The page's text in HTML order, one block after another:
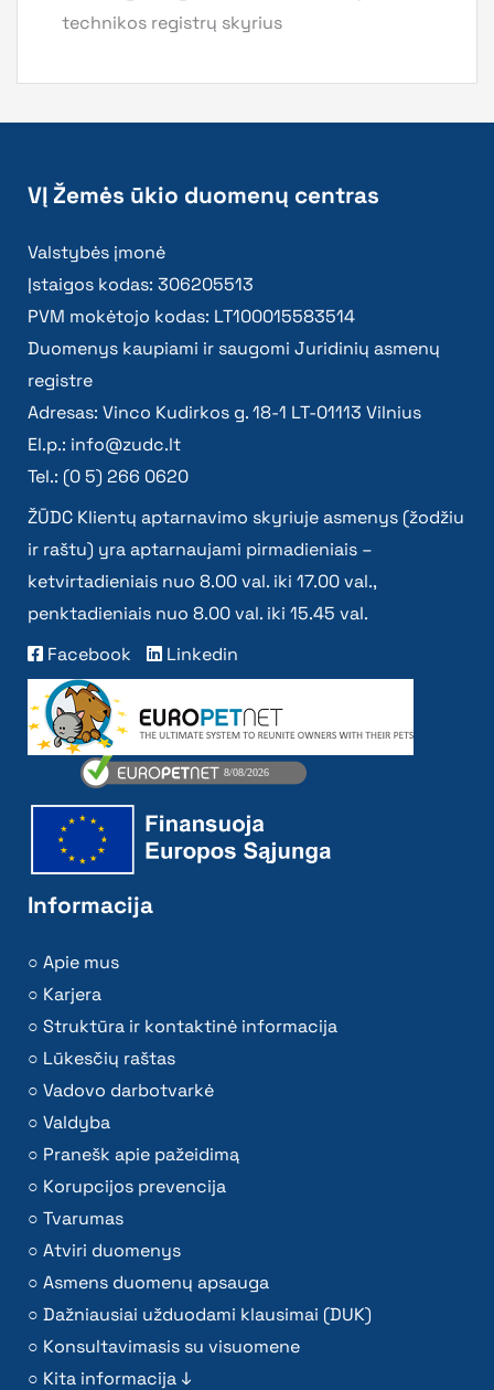
technikos registrų skyrius
VĮ Žemės ūkio duomenų centras
Valstybės įmonė
Įstaigos kodas: 306205513
PVM mokėtojo kodas: LT100015583514
Duomenys kaupiami ir saugomi Juridinių asmenų
registre
Adresas: Vinco Kudirkos g. 18-1 LT-01113 Vilnius
El.p.: info@zudc.lt
Tel.: (0 5) 266 0620
ŽŪDC Klientų aptarnavimo skyriuje asmenys (žodžiu
ir raštu) yra aptarnaujami pirmadieniais –
ketvirtadieniais nuo 8.00 val. iki 17.00 val.,
penktadieniais nuo 8.00 val. iki 15.45 val.
Facebook
Linkedin
Informacija
Apie mus
Karjera
Struktūra ir kontaktinė informacija
Lūkesčių raštas
Vadovo darbotvarkė
Valdyba
Pranešk apie pažeidimą
Korupcijos prevencija
Tvarumas
Atviri duomenys
Asmens duomenų apsauga
Dažniausiai užduodami klausimai (DUK)
Konsultavimasis su visuomene
Kita informacija ↓